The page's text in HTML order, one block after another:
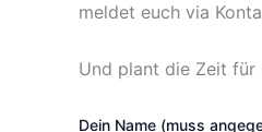
meldet euch via
Und plant die Zeit für
Dein Name (muss